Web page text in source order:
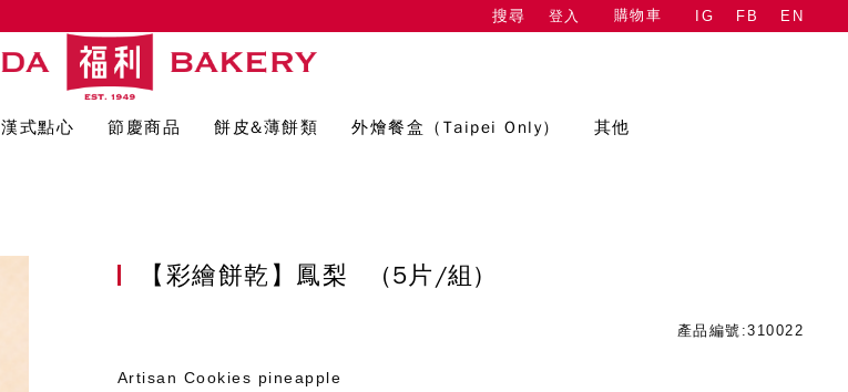
搜尋 登入 購物車 IG FB EN
漢式點心 節慶商品 餅皮&薄餅類 外燴餐盒（Taipei Only） 其他
【彩繪餅乾】鳳梨 (5片/組)
產品編號:310022
Artisan Cookies pineapple